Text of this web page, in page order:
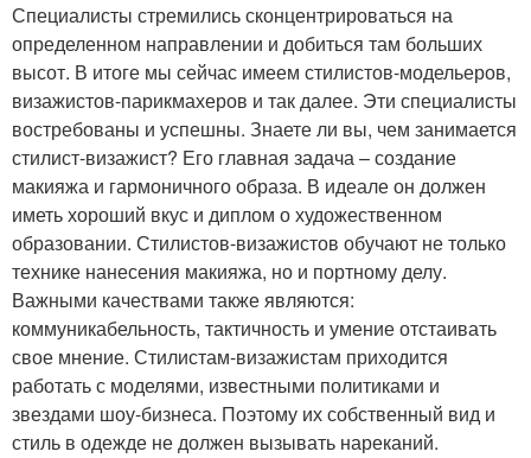
Специалисты стремились сконцентрироваться на
определенном направлении и добиться там больших
высот. В итоге мы сейчас имеем стилистов-модельеров,
визажистов-парикмахеров и так далее. Эти специалисты
востребованы и успешны. Знаете ли вы, чем занимается
стилист-визажист? Его главная задача – создание
макияжа и гармоничного образа. В идеале он должен
иметь хороший вкус и диплом о художественном
образовании. Стилистов-визажистов обучают не только
технике нанесения макияжа, но и портному делу.
Важными качествами также являются:
коммуникабельность, тактичность и умение отстаивать
свое мнение. Стилистам-визажистам приходится
работать с моделями, известными политиками и
звездами шоу-бизнеса. Поэтому их собственный вид и
стиль в одежде не должен вызывать нареканий.